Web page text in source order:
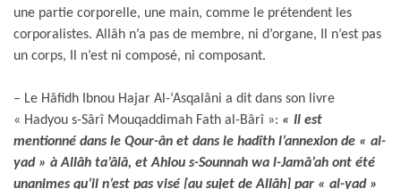
une partie corporelle, une main, comme le prétendent les
corporalistes. Allâh n’a pas de membre, ni d’organe, Il n’est pas
un corps, Il n’est ni composé, ni composant.
– Le Hâfidh Ibnou Hajar Al-‘Asqalâni a dit dans son livre
« Hadyou s-Sârî Mouqaddimah Fath al-Bârî »: « Il est
mentionné dans le Qour-ân et dans le hadîth l’annexion de « al-
yad » à Allâh ta’âlâ, et Ahlou s-Sounnah wa l-Jamâ’ah ont été
unanimes qu’il n’est pas visé [au sujet de Allâh] par « al-yad »